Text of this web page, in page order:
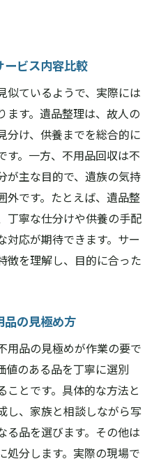
整理の選び方まとめ
業者選定の総まとめ
いための最終確認事項
せられる遺品整理の要
られる安心と満足感
始める人へのアドバイ
消する相談先と活用法
ービス内容比較
似ているようで、実際には
ます。遺品整理は、故人の
分け、供養までを総合的に
す。一方、不用品回収は不
が主な目的で、遺族の気持
外です。たとえば、遺品整
丁寧な仕分けや供養の手配
対応が期待できます。サー
徴を理解し、目的に合った
品の見極め方
用品の見極めが作業の要で
値のある品を丁寧に選別
ことです。具体的な方法と
し、家族と相談しながら写
る品を選びます。その他は
処分します。実際の現場で